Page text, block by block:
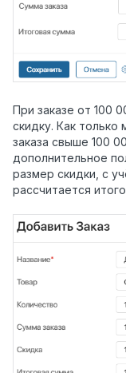
При заказе от 100
скидку. Как
заказа свыше 100
дополнительное
размер скидки, с
рассчитается